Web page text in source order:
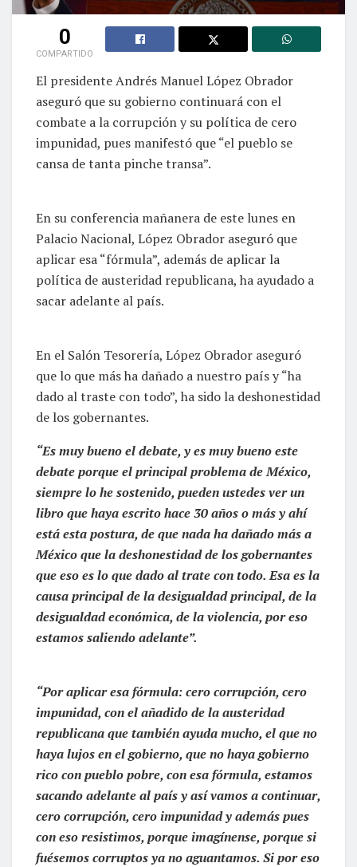
0
COMPARTIDO
El presidente Andrés Manuel López Obrador
aseguró que su gobierno continuará con el
combate a la corrupción y su política de cero
impunidad, pues manifestó que “el pueblo se
cansa de tanta pinche transa”.
En su conferencia mañanera de este lunes en
Palacio Nacional, López Obrador aseguró que
aplicar esa “fórmula”, además de aplicar la
política de austeridad republicana, ha ayudado a
sacar adelante al país.
En el Salón Tesorería, López Obrador aseguró
que lo que más ha dañado a nuestro país y “ha
dado al traste con todo”, ha sido la deshonestidad
de los gobernantes.
“Es muy bueno el debate, y es muy bueno este
debate porque el principal problema de México,
siempre lo he sostenido, pueden ustedes ver un
libro que haya escrito hace 30 años o más y ahí
está esta postura, de que nada ha dañado más a
México que la deshonestidad de los gobernantes
que eso es lo que dado al trate con todo. Esa es la
causa principal de la desigualdad principal, de la
desigualdad económica, de la violencia, por eso
estamos saliendo adelante”.
“Por aplicar esa fórmula: cero corrupción, cero
impunidad, con el añadido de la austeridad
republicana que también ayuda mucho, el que no
haya lujos en el gobierno, que no haya gobierno
rico con pueblo pobre, con esa fórmula, estamos
sacando adelante al país y así vamos a continuar,
cero corrupción, cero impunidad y además pues
con eso resistimos, porque imagínense, porque si
fuésemos corruptos ya no aguantamos. Si por eso